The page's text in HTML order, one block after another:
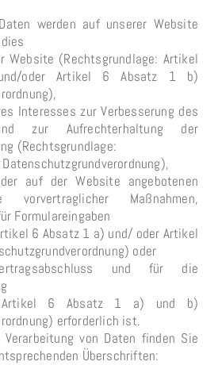
werden auf unserer Website
Website (Rechtsgrundlage: Artikel
oder Artikel 6 Absatz 1 b)
Interesses zur Verbesserung des
zur Aufrechterhaltung der
(Rechtsgrundlage:
auf der Website angebotenen
vorvertraglicher Maßnahmen,
Formulareingaben
6 Absatz 1 a) und/ oder Artikel
oder
und für die
Artikel 6 Absatz 1 a) und b)
erforderlich ist.
von Daten finden Sie
Überschriften: